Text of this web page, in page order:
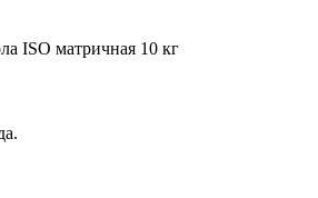
ISO матричная 10 кг